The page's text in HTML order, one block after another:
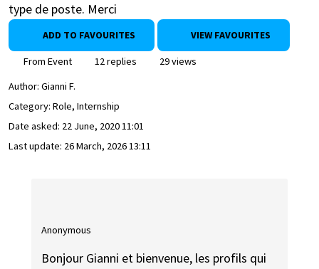
type de poste. Merci
ADD TO FAVOURITES VIEW FAVOURITES
From Event 12 replies
29 views
Author: Gianni F.
Category: Role, Internship
Date asked: 22 June, 2020 11:01
Last update: 26 March, 2026 13:11
Anonymous
Bonjour Gianni et bienvenue, les profils qui